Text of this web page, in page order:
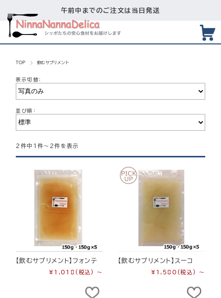
午前中までのご注文は当日発送
TOP 飲むサプリメント
表示切替：
並び順：
2件中1件～2件を表示
【飲むサプリメント】フォンテ
¥1,018 (税込) ～
【飲むサプリメント】スーコ
¥1,580 (税込) ～